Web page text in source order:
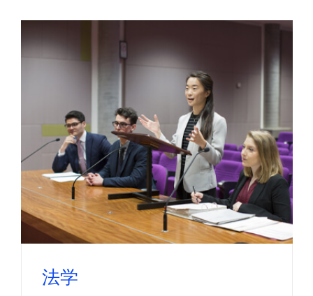
法学